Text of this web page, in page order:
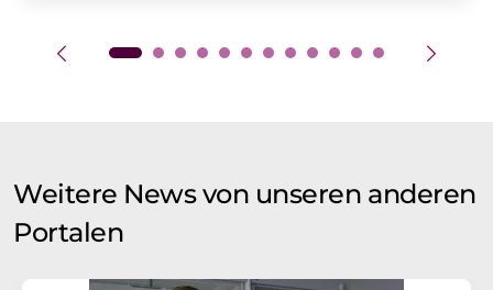
Weitere News von unseren anderen
Portalen